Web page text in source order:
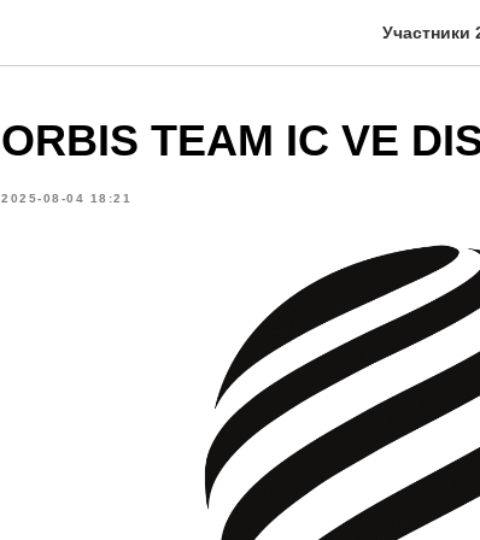
Участники
ORBIS TEAM IC VE
2025-08-04 18:21